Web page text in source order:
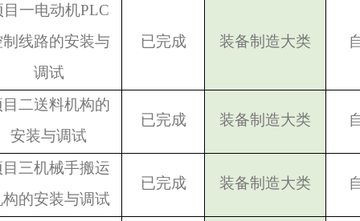
目一电动机PLC
线路的安装与
调试
已完成 装备制造大类
二送料机构的
安装与调试
已完成 装备制造大类
三机械手搬运
的安装与调试
已完成 装备制造大类